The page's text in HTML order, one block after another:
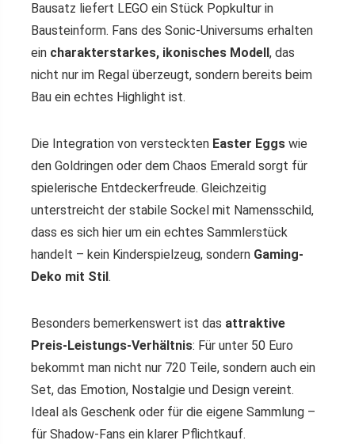
Bausatz liefert LEGO ein Stück Popkultur in
Bausteinform. Fans des Sonic-Universums erhalten
ein charakterstarkes, ikonisches Modell, das
nicht nur im Regal überzeugt, sondern bereits beim
Bau ein echtes Highlight ist.
Die Integration von versteckten Easter Eggs wie
den Goldringen oder dem Chaos Emerald sorgt für
spielerische Entdeckerfreude. Gleichzeitig
unterstreicht der stabile Sockel mit Namensschild,
dass es sich hier um ein echtes Sammlerstück
handelt – kein Kinderspielzeug, sondern Gaming-
Deko mit Stil.
Besonders bemerkenswert ist das attraktive
Preis-Leistungs-Verhältnis: Für unter 50 Euro
bekommt man nicht nur 720 Teile, sondern auch ein
Set, das Emotion, Nostalgie und Design vereint.
Ideal als Geschenk oder für die eigene Sammlung –
für Shadow-Fans ein klarer Pflichtkauf.